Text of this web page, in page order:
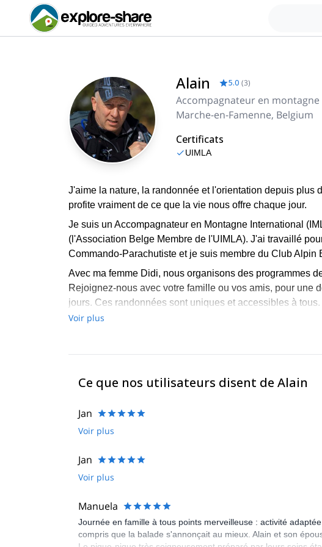
Alain 5.0 (3)
Accompagnateur en montagne
Marche-en-Famenne, Belgium
Certificats
UIMLA
J'aime la nature, la randonnée et l'orientation depuis plus
profite vraiment de ce que la vie nous offre chaque jour.
Je suis un Accompagnateur en Montagne International
(l'Association Belge Membre de l'UIMLA). J'ai travaillé
Commando-Parachutiste et je suis membre du Club Alpin
Avec ma femme Didi, nous organisons des programmes
Rejoignez-nous avec votre famille ou vos amis, pour une
jours. Ces randonnées sont uniques et accessibles à tous.
J'aurai le grand plaisir de vous guider dans les plus
Voir plus
Ce que nos utilisateurs disent de Alain
Jan
Voir plus
Jan
Voir plus
Manuela
Journée en famille à tous points merveilleuse : activité
compris que la balade s'annonçait au mieux. Alain et son